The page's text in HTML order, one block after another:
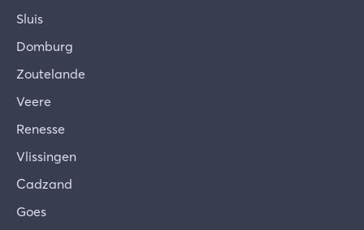
Sluis
Domburg
Zoutelande
Veere
Renesse
Vlissingen
Cadzand
Goes